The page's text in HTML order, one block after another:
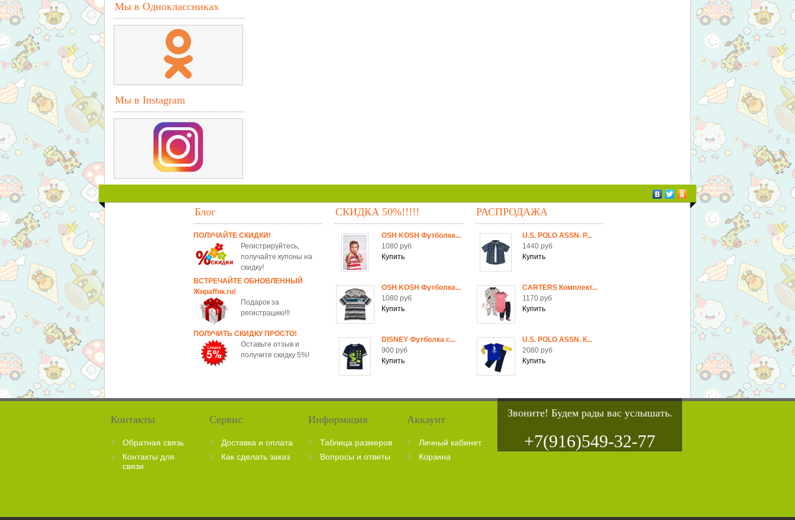
Мы в Одноклассниках
Мы в Instagram
Блог
ПОЛУЧАЙТЕ СКИДКИ!
Регистрируйтесь,
получайте купоны на
скидку!
ВСТРЕЧАЙТЕ ОБНОВЛЕННЫЙ
Жираffик.ru!
Подарок за
регистрацию!!!
ПОЛУЧИТЬ СКИДКУ ПРОСТО!
Оставьте отзыв и
получите скидку 5%!
СКИДКА 50%!!!!!
OSH KOSH Футболка...
1080 руб
OSH KOSH Футболка...
1080 руб
DISNEY Футболка c...
900 руб
РАСПРОДАЖА
U.S. POLO ASSN. Р...
1440 руб
CARTERS Комплект...
1170 руб
U.S. POLO ASSN. К...
2080 руб
Звоните! Будем рады вас услышать.
+7(916)549-32-77
Контакты
Обратная связь
Контакты для
связи
Сервис
Доставка и оплата
Как сделать заказ
Информация
Таблица размеров
Вопросы и ответы
Аккаунт
Личный кабинет
Корзина